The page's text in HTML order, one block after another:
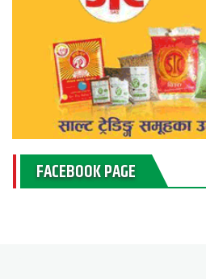
FACEBOOK PAGE